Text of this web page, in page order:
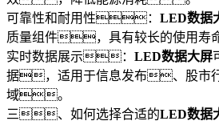
可靠性和耐用性： LED数据
质量组件，具有较长的使用
实时数据展示： LED数据大屏
据，适用于信息发布、股市
域。
三、如何选择合适的LED数据